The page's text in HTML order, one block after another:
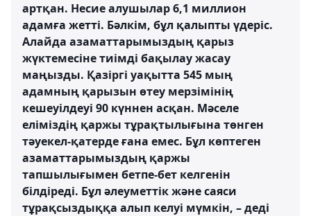
артқан. Несие алушылар 6,1 миллион
адамға жетті. Бәлкім, бұл қалыпты үдеріс.
Алайда азаматтарымыздың қарыз
жүктемесіне тиімді бақылау жасау
маңызды. Қазіргі уақытта 545 мың
адамның қарызын өтеу мерзімінің
кешеуілдеуі 90 күннен асқан. Мәселе
еліміздің қаржы тұрақтылығына төнген
тәуекел-қатерде ғана емес. Бұл көптеген
азаматтарымыздың қаржы
тапшылығымен бетпе-бет келгенін
білдіреді. Бұл әлеуметтік және саяси
тұрақсыздыққа алып келуі мүмкін, – деді